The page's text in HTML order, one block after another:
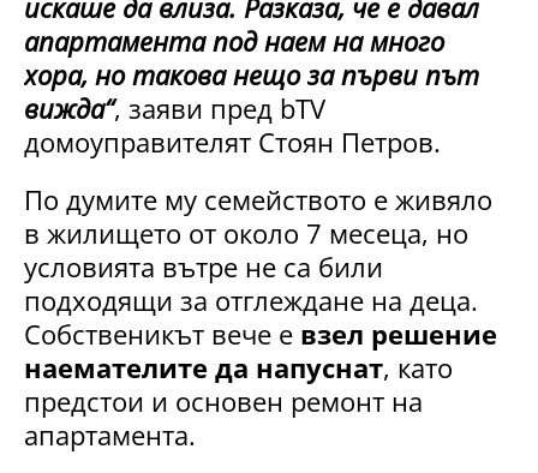
искаше да влиза. Разказа, че е давал
апартамента под наем на много
хора, но такова нещо за първи път
вижда“, заяви пред bTV
домоуправителят Стоян Петров.
По думите му семейството е живяло
в жилището от около 7 месеца, но
условията вътре не са били
подходящи за отглеждане на деца.
Собственикът вече е взел решение
наемателите да напуснат, като
предстои и основен ремонт на
апартамента.